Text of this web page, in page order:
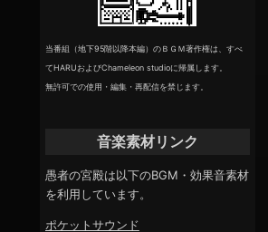
当番組（地下95階以降本編）のＢＧＭ著作権は、すべ
てHARUおよびChameleon studioに帰属します。
無許可での使用・編集・再配信を禁じます。
音楽素材リンク
愚者の宮殿は以下のBGM・効果音素材
を利用しています。
ポケットサウンド